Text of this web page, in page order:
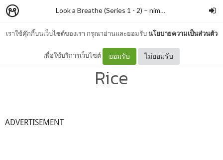
เราใช้คุ๊กกี้บนเว็บไซต์ของเรา กรุณาอ่านและยอมรับนโยบายความเป็นส่วนตัว
เพื่อใช้บริการเว็บไซต์ ยอมรับ ไม่ยอมรับ
Look a Breathe (Series 1 - 2) – nimon
#022 เมนูความสุข Happy
Rice
ADVERTISEMENT